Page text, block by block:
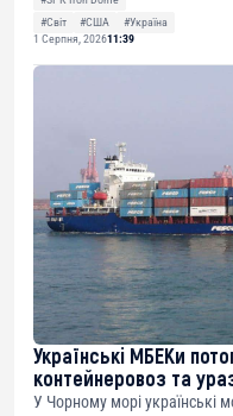
#Світ
#США
#Україна
1 Серпня, 202611:39
Українські МБЕКи
контейнеровоз та
У Чорному морі українські